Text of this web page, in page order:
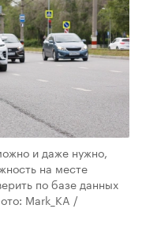
и даже нужно,
на месте
по базе данных
Mark_KA /